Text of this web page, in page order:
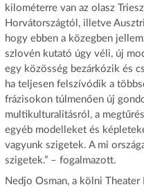
kilométerre van az olasz
Horvátországtól, illetve
hogy ebben a közegben
szlovén kutató úgy véli, új
egy közösség bezárkózik és
ha teljesen felszívódik a
frázisokon túlmenően új
multikulturalitásról, a
egyéb modelleket és
vagyunk szigetek. A mi
szigetek.” – fogalmazott.
Nedjo Osman, a kölni